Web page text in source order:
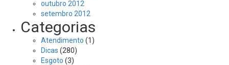
outubro 2012
setembro 2012
Categorias
Atendimento (1)
Dicas (280)
Esgoto (3)